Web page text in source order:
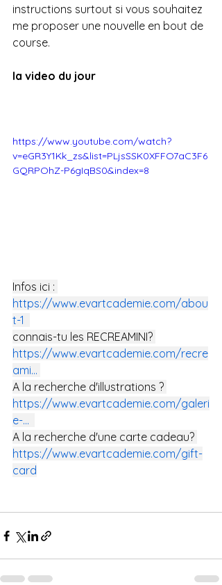
instructions surtout si vous souhaitez
me proposer une nouvelle en bout de
course.
la video du jour
https://www.youtube.com/watch?
v=eGR3Y1Kk_zs&list=PLjsSSK0XFFO7aC3F6
GQRPOhZ-P6gIqBS0&index=8
Infos ici :
https://www.evartcademie.com/abou
t-1
connais-tu les RECREAMINI?
https://www.evartcademie.com/recre
ami...
A la recherche d'illustrations ?
https://www.evartcademie.com/galeri
e-...
A la recherche d'une carte cadeau?
https://www.evartcademie.com/gift-
card